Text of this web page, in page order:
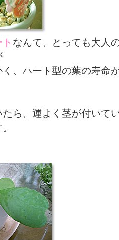
なんて、とっても大人
、ハート型の葉の寿命
たら、運よく茎が付いて